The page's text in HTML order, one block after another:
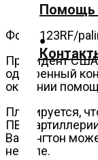
О
нас
Помощь
Фото: 123RF/
Президент
одобренный
оказании
Планируется,
ПВО,
Вашингтон
неделе.